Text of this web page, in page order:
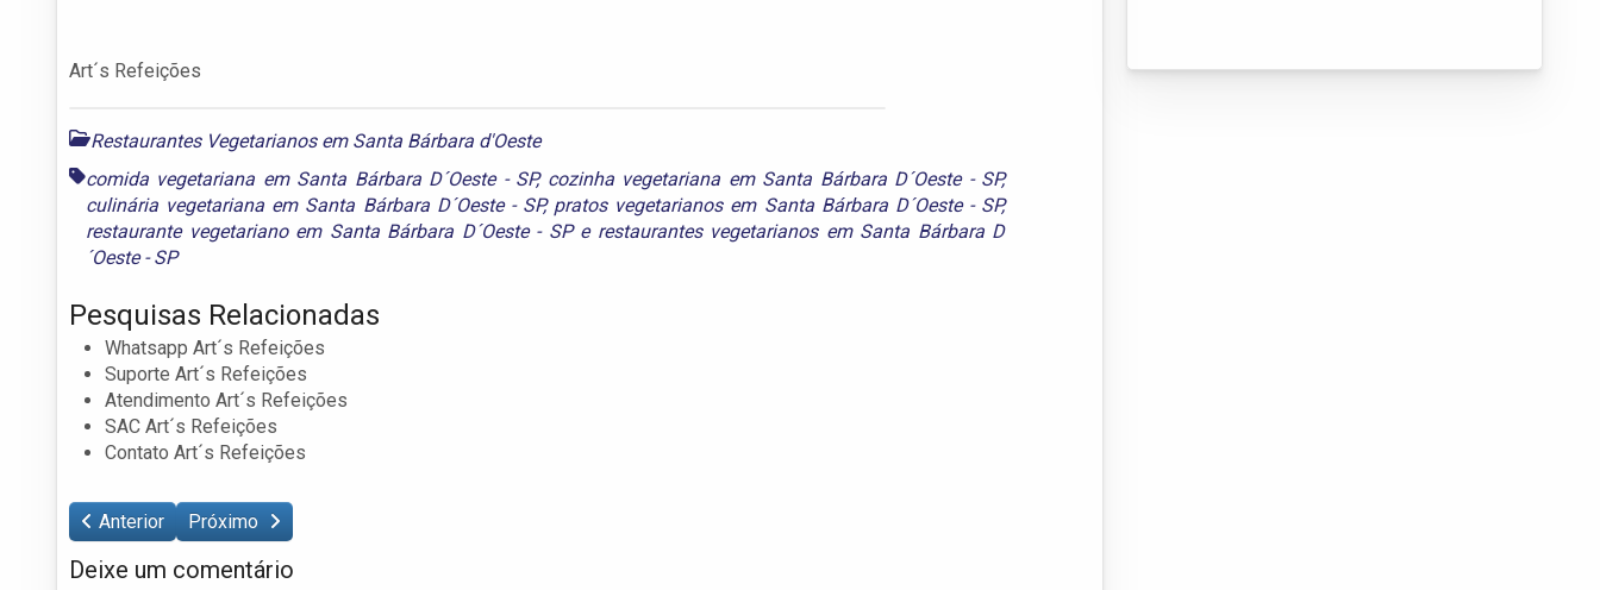
Art´s Refeições
Restaurantes Vegetarianos em Santa Bárbara d'Oeste
comida vegetariana em Santa Bárbara D´Oeste - SP, cozinha vegetariana em Santa Bárbara D´Oeste - SP,
culinária vegetariana em Santa Bárbara D´Oeste - SP, pratos vegetarianos em Santa Bárbara D´Oeste - SP,
restaurante vegetariano em Santa Bárbara D´Oeste - SPe restaurantes vegetarianos em Santa Bárbara D
´Oeste - SP
Pesquisas Relacionadas
Whatsapp Art´s Refeições
Suporte Art´s Refeições
Atendimento Art´s Refeições
SAC Art´s Refeições
Contato Art´s Refeições
Anterior Próximo
Deixe um comentário